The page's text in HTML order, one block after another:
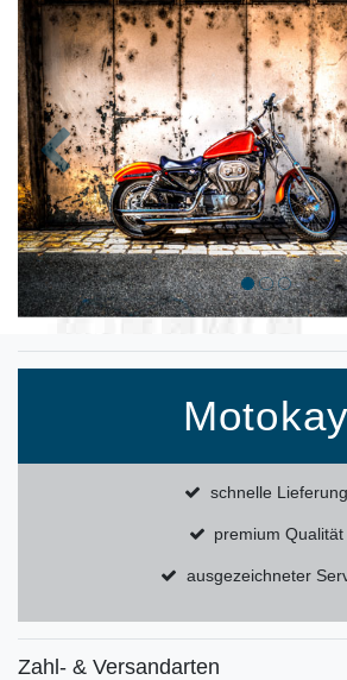
Zurück
Motokay
schnelle Lieferung
premium Qualität
ausgezeichneter
Zahl- & Versandarten